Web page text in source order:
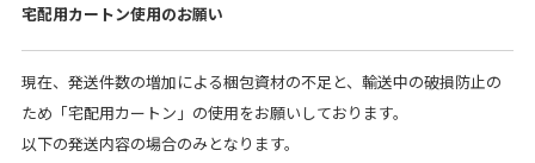
宅配用カートン使用のお願い
現在、発送件数の増加による梱包資材の不足と、輸送中の破損防止の
ため「宅配用カートン」の使用をお願いしております。
以下の発送内容の場合のみとなります。